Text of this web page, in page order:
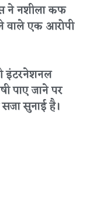
ने नशीला कफ
वाले एक आरोपी
इंटरनेशनल
पाए जाने पर
सुनाई है।